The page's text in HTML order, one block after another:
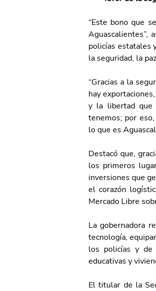
“Este bono que
Aguascalientes”,
policías estatales
la seguridad, la
“Gracias a la
hay
y la libertad que
tenemos; por eso,
lo que es
Destacó que,
los primeros
inversiones que
el corazón
Mercado Libre
La gobernadora
tecnología,
los policías y de
educativas y
El titular de la